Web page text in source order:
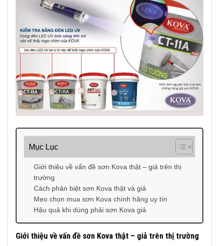
Mục Lục
Giới thiệu về vấn đề sơn Kova thật – giả trên thị
trường
Cách phân biệt sơn Kova thật và giả
Mẹo chọn mua sơn Kova chính hãng uy tín
Hậu quả khi dùng phải sơn Kova giả
Giới thiệu về vấn đề sơn Kova thật – giả trên thị trường